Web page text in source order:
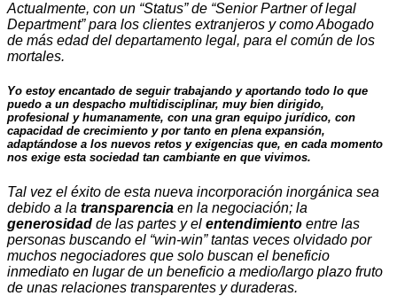
Actualmente, con un “Status” de “Senior Partner of legal
Department” para los clientes extranjeros y como Abogado
de más edad del departamento legal, para el común de los
mortales.
Yo estoy encantado de seguir trabajando y aportando todo lo que
puedo a un despacho multidisciplinar, muy bien dirigido,
profesional y humanamente, con una gran equipo jurídico, con
capacidad de crecimiento y por tanto en plena expansión,
adaptándose a los nuevos retos y exigencias que, en cada momento
nos exige esta sociedad tan cambiante en que vivimos.
Tal vez el éxito de esta nueva incorporación inorgánica sea
debido a la transparencia en la negociación; la
generosidad de las partes y el entendimiento entre las
personas buscando el “win-win” tantas veces olvidado por
muchos negociadores que solo buscan el beneficio
inmediato en lugar de un beneficio a medio/largo plazo fruto
de unas relaciones transparentes y duraderas.